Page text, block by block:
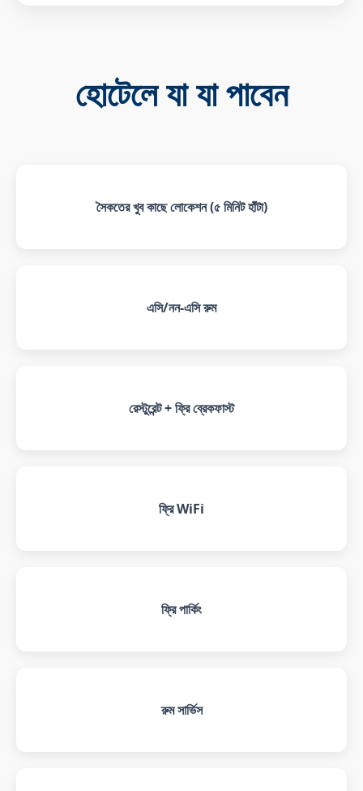
হোটেলে যা যা পাবেন
সৈকতের খুব কাছে লোকেশন (৫ মিনিট হাঁটা)
এসি/নন-এসি রুম
রেস্টুরেন্ট + ফ্রি ব্রেকফাস্ট
ফ্রি WiFi
ফ্রি পার্কিং
রুম সার্ভিস